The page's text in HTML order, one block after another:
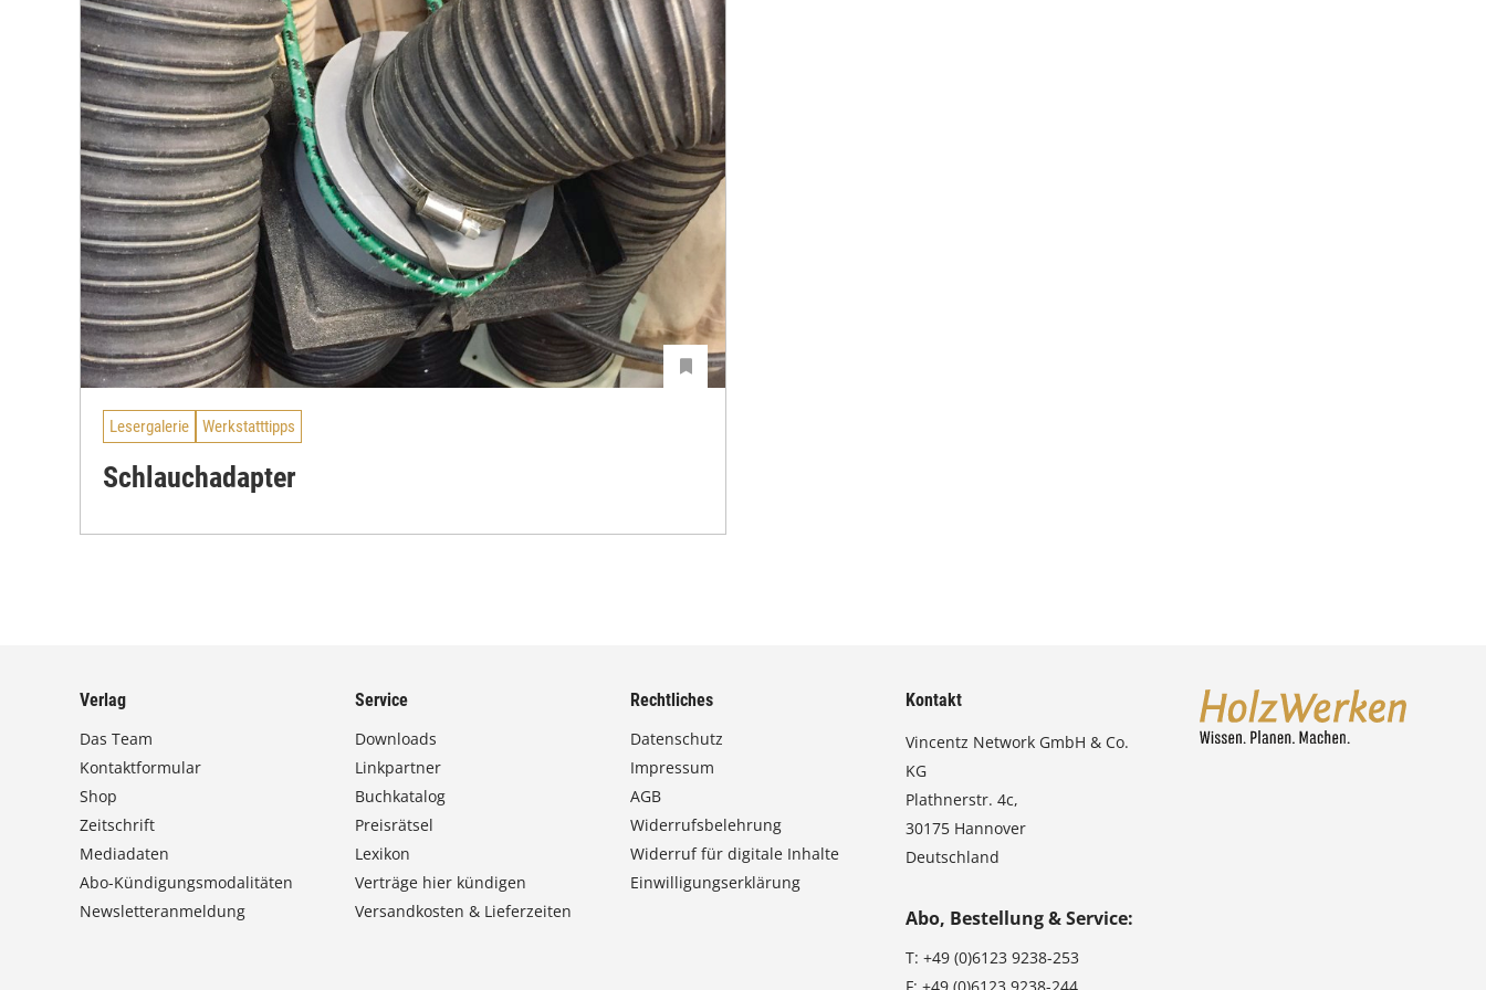
Lesergalerie Werkstatttipps
Schlauchadapter
Verlag
Das Team
Kontaktformular
Shop
Zeitschrift
Mediadaten
Abo-Kündigungsmodalitäten
Newsletteranmeldung
Service
Downloads
Linkpartner
Buchkatalog
Preisrätsel
Lexikon
Verträge hier kündigen
Versandkosten & Lieferzeiten
Rechtliches
Datenschutz
Impressum
AGB
Widerrufsbelehrung
Widerruf für digitale Inhalte
Einwilligungserklärung
Kontakt
Vincentz Network GmbH & Co.
KG
Plathnerstr. 4c,
30175 Hannover
Deutschland
Abo, Bestellung & Service:
T:+49 (0)6123 9238-253